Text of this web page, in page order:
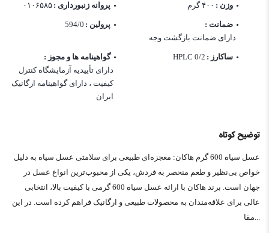
وزن : ۴۰۰ گرم پروانه زنبورداری : ۰۱۰۶۵۸۵
ضمانت :
دارای ضمانت بازگشت وجه
پرولین : 594/0
ساکارز : 0/2 HPLC
گواهینامه ها و مجوز :
دارای تأییدیه آزمایشگاه کنترل
کیفیت ، دارای گواهینامه ارگانیک
ایران
توضیح کوتاه
عسل سیاه 600 گرم هاکان: معجزه‌ای طبیعی برای سلامتی عسل سیاه به دلیل
خواص بی‌نظیر و طعم منحصر به فردش، یکی از محبوب‌ترین انواع عسل در
جهان است. برند هاکان با ارائه عسل سیاه 600 گرمی با کیفیت بالا، انتخابی
عالی برای علاقه‌مندان به محصولات طبیعی و ارگانیک فراهم کرده است. در این
مقا...